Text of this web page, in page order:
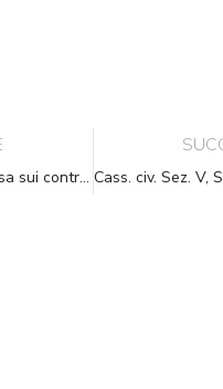
Enti locali, intesa sui contratti per il biennio 2008-2009